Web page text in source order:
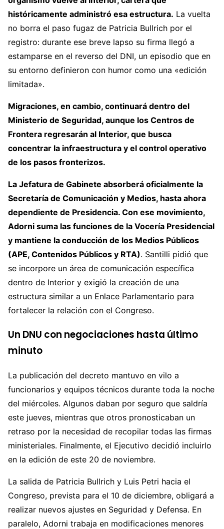
históricamente administró esa estructura. La vuelta
no borra el paso fugaz de Patricia Bullrich por el
registro: durante ese breve lapso su firma llegó a
estamparse en el reverso del DNI, un episodio que en
su entorno definieron con humor como una «edición
limitada».
Migraciones, en cambio, continuará dentro del
Ministerio de Seguridad, aunque los Centros de
Frontera regresarán al Interior, que busca
concentrar la infraestructura y el control operativo
de los pasos fronterizos.
La Jefatura de Gabinete absorberá oficialmente la
Secretaría de Comunicación y Medios, hasta ahora
dependiente de Presidencia. Con ese movimiento,
Adorni suma las funciones de la Vocería Presidencial
y mantiene la conducción de los Medios Públicos
(APE, Contenidos Públicos y RTA). Santilli pidió que
se incorpore un área de comunicación específica
dentro de Interior y exigió la creación de una
estructura similar a un Enlace Parlamentario para
fortalecer la relación con el Congreso.
Un DNU con negociaciones hasta último
minuto
La publicación del decreto mantuvo en vilo a
funcionarios y equipos técnicos durante toda la noche
del miércoles. Algunos daban por seguro que saldría
este jueves, mientras que otros pronosticaban un
retraso por la necesidad de recopilar todas las firmas
ministeriales. Finalmente, el Ejecutivo decidió incluirlo
en la edición de este 20 de noviembre.
La salida de Patricia Bullrich y Luis Petri hacia el
Congreso, prevista para el 10 de diciembre, obligará a
realizar nuevos ajustes en Seguridad y Defensa. En
paralelo, Adorni trabaja en modificaciones menores